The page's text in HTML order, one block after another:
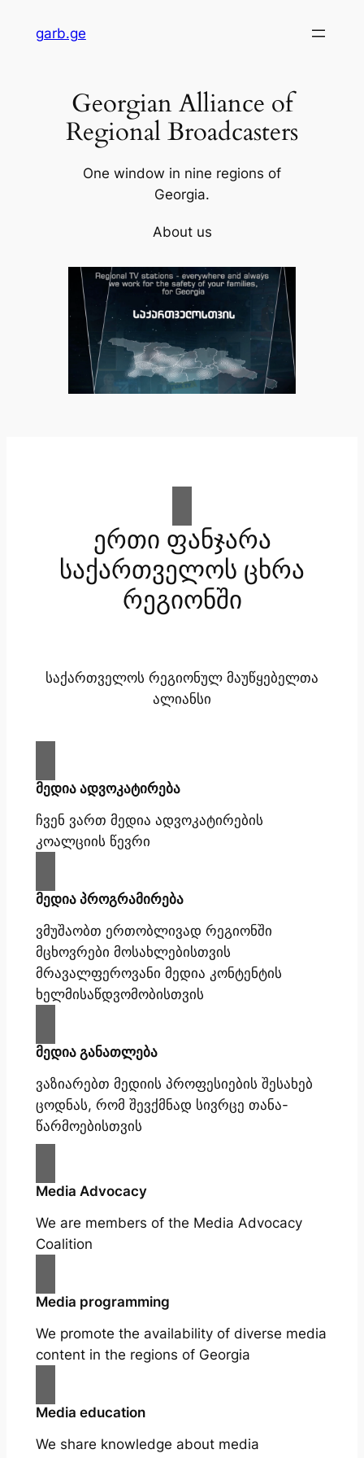
garb.ge
Georgian Alliance of
Regional Broadcasters
One window in nine regions of
Georgia.
About us
ერთი ფანჯარა
საქართველოს ცხრა
რეგიონში
საქართველოს რეგიონულ მაუწყებელთა
ალიანსი
მედია ადვოკატირება
ჩვენ ვართ მედია ადვოკატირების
კოალციის წევრი
მედია პროგრამირება
ვმუშაობთ ერთობლივად რეგიონში
მცხოვრები მოსახლებისთვის
მრავალფეროვანი მედია კონტენტის
ხელმისაწდვომობისთვის
მედია განათლება
ვაზიარებთ მედიის პროფესიების შესახებ
ცოდნას, რომ შევქმნად სივრცე თანა-
წარმოებისთვის
Media Advocacy
We are members of the Media Advocacy
Coalition
Media programming
We promote the availability of diverse media
content in the regions of Georgia
Media education
We share knowledge about media